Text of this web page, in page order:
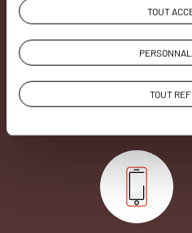
TOUT
TOUT
Soyons honnête, nous
avons quelques